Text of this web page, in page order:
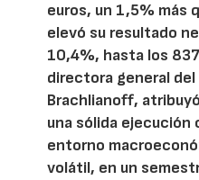
euros, un 1,5% más
elevó su resultado
10,4%, hasta los
directora general del
Brachlianoff,
una sólida ejecución
entorno
volátil, en un